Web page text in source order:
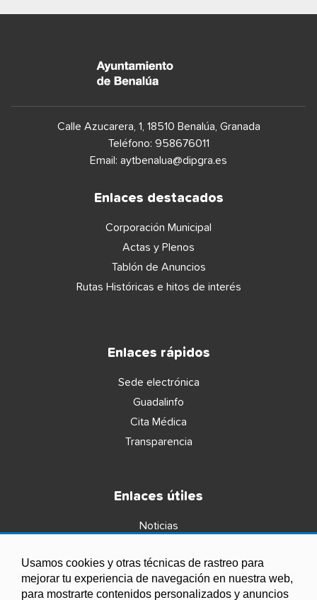
Usamos cookies y otras técnicas de rastreo para
mejorar tu experiencia de navegación en nuestra web,
para mostrarte contenidos personalizados y anuncios
Calle Azucarera, 1, 18510 Benalúa, Granada
Teléfono: 958676011
Email: aytbenalua@dipgra.es
Enlaces destacados
Corporación Municipal
Actas y Plenos
Tablón de Anuncios
Rutas Históricas e hitos de interés
Enlaces rápidos
Sede electrónica
Guadalinfo
Cita Médica
Transparencia
Enlaces útiles
Noticias
Ordenanzas
Entidades y asociaciones